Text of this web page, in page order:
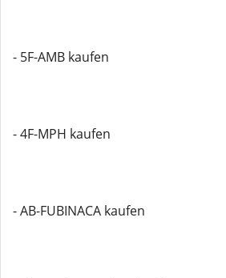
- 5F-AMB kaufen
- 4F-MPH kaufen
- AB-FUBINACA kaufen